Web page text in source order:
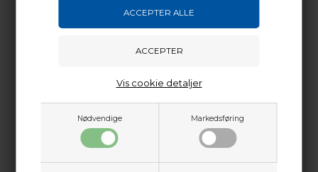
Nødvendige Markedsføring
Vis cookie detaljer